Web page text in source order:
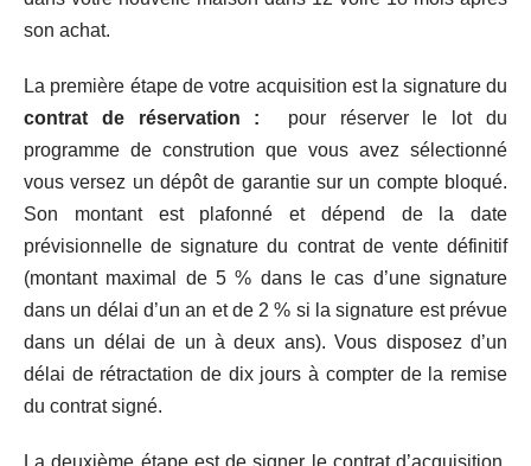
son achat.
La première étape de votre acquisition est la signature du
contrat de réservation : pour réserver le lot du
programme de constrution que vous avez sélectionné
vous versez un dépôt de garantie sur un compte bloqué.
Son montant est plafonné et dépend de la date
prévisionnelle de signature du contrat de vente définitif
(montant maximal de 5 % dans le cas d’une signature
dans un délai d’un an et de 2 % si la signature est prévue
dans un délai de un à deux ans). Vous disposez d’un
délai de rétractation de dix jours à compter de la remise
du contrat signé.
La deuxième étape est de signer le contrat d’acquisition.